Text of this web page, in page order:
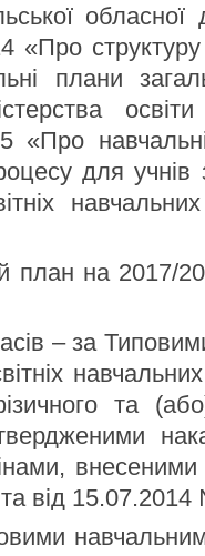
обласної
структуру
плани
для учнів
на 2017/
– за
та
від